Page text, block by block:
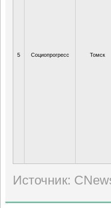
5 Социопрогресс Томск
Источник: